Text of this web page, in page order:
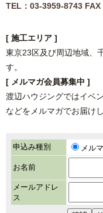
TEL：03-3959-8743
[ 施工エリア ]
東京23区及び周辺地域、
す。
[ メルマガ会員募集中 ]
渡辺ハウジングではイベ
などをメルマガでお届け